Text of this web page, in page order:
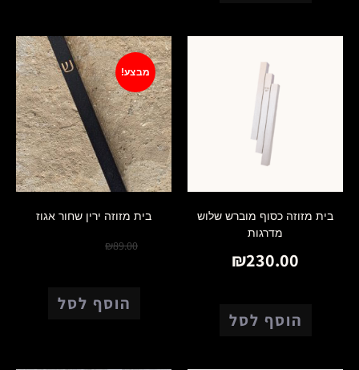
בית מזוזה כסוף מוברש שלוש
מדרגות
₪230.00
הוסף לסל
מבצע!
בית מזוזה ירין שחור אגוז
₪89.00
הוסף לסל